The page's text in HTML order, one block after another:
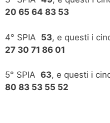
20 65 64 83 53
4° SPIA 53, e questi i
27 30 71 86 01
5° SPIA 63, e questi i
80 83 53 55 52